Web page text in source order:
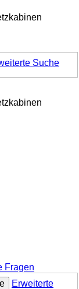
Suche
Fragen
Erweiterte